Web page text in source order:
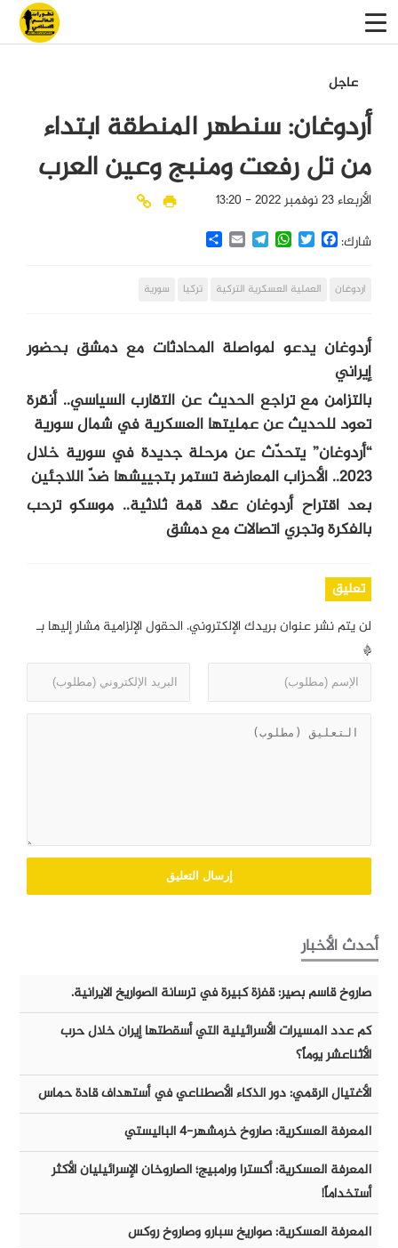
عاجل
أردوغان: سنطهر المنطقة ابتداء
من تل رفعت ومنبج وعين العرب
الأربعاء 23 نوفمبر 2022 - 13:20
شارك:
Facebook
Twitter
WhatsApp
Telegram
Email
Share
اردوغان العملية العسكرية التركية تركيا سورية
أردوغان يدعو لمواصلة المحادثات مع دمشق بحضور
إيراني
بالتزامن مع تراجع الحديث عن التقارب السياسي.. أنقرة
تعود للحديث عن عمليتها العسكرية في شمال سورية
“أردوغان” يتحدّث عن مرحلة جديدة في سورية خلال
2023.. الأحزاب المعارضة تستمر بتجييشها ضدّ اللاجئين
بعد اقتراح أردوغان عقد قمة ثلاثية.. موسكو ترحب
بالفكرة وتجري اتصالات مع دمشق
تعليق
لن يتم نشر عنوان بريدك الإلكتروني. الحقول الإلزامية مشار إليها بـ
*
أحدث الأخبار
صاروخ قاسم بصير: قفزة كبيرة في ترسانة الصواريخ الايرانية.
كم عدد المسيرات الأسرائيلية التي أسقطتها إيران خلال حرب
الأثناعشر يوماً؟
الأغتيال الرقمي: دور الذكاء الأصطناعي في أستهداف قادة حماس
المعرفة العسكرية: صاروخ خرمشهر-٤ الباليستي
المعرفة العسكرية: أكسترا ورامبيج؛ الصاروخان الإسرائيليان الأكثر
أستخداماً!
المعرفة العسكرية: صواريخ سبارو وصاروخ روكس